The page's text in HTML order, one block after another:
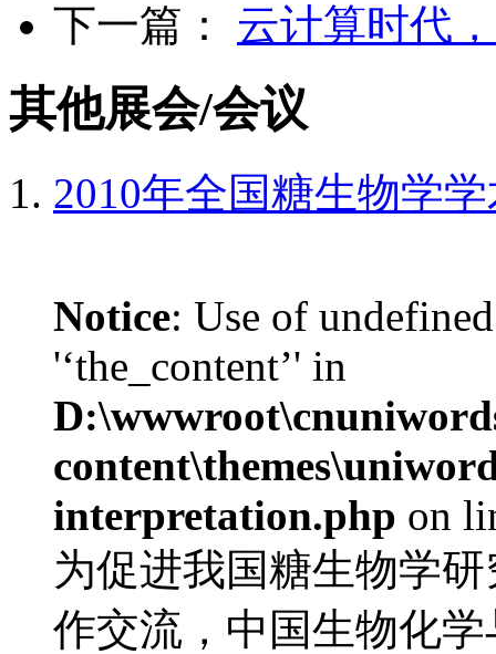
下一篇： 云计算时代
其他展会/会议
2010年全国糖生物学
Notice: Use of
'‘the_content’' in
interpretation.php on
为促进我国糖生物学
作交流，中国生物化